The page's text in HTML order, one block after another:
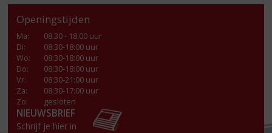
Openingstijden
Ma:
08.30 - 18.00 uur
Di:
08:30-18:00 uur
Wo:
08:30-18:00 uur
Do:
08:30-18:00 uur
Vr:
08:30-21:00 uur
Za:
08:30-17:00 uur
Zo:
gesloten
NIEUWSBRIEF
Schrijf je hier in